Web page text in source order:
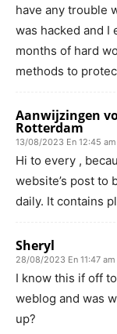
have any trouble
was hacked and I
months of hard
methods to
Aanwijzingen
Rotterdam
13/08/2023 En 12:45 am
Hi to every ,
website’s post to
daily. It contains
Sheryl
28/08/2023 En 11:47 am
I know this if off
weblog and was
up?